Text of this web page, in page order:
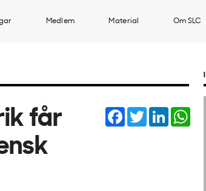
Medlem Material Om SLC
får
Facebook
TwitterLinkedIn